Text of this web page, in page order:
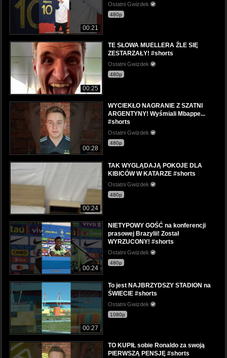
00:21
Ostatni Gwizdek
480p
00:25
TE SŁOWA MUELLERA ŹLE SIĘ
ZESTARZAŁY! #shorts
Ostatni Gwizdek
480p
00:28
WYCIEKŁO NAGRANIE Z SZATNI
ARGENTYNY! Wyśmiali Mbappe...
#shorts
Ostatni Gwizdek
480p
00:24
TAK WYGLĄDAJĄ POKOJE DLA
KIBICÓW W KATARZE #shorts
Ostatni Gwizdek
480p
00:24
NIETYPOWY GOŚĆ na konferencji
prasowej Brazylii! Został
WYRZUCONY! #shorts
Ostatni Gwizdek
480p
00:27
To jest NAJBRZYDSZY STADION na
ŚWIECIE #shorts
Ostatni Gwizdek
1080p
TO KUPIŁ sobie Ronaldo za swoją
PIERWSZĄ PENSJĘ #shorts